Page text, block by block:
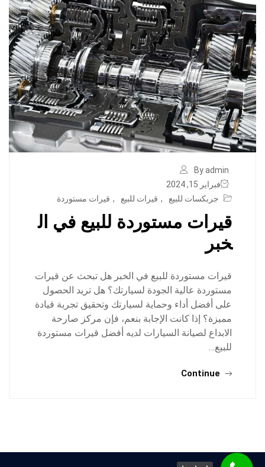
By admin
فبراير 15, 2024
جربكسات للبيع
, قيرات للبيع , قيرات مستوردة
قيرات مستوردة للبيع في ال
خبر
قيرات مستوردة للبيع في الخبر هل تبحث عن قيرات
مستوردة عالية الجودة لسيارتك؟ هل تريد الحصول
على أفضل أداء وحماية لسيارتك وتحقيق تجربة قيادة
مميزة؟ إذا كانت الإجابة بنعم، فإن مركز صارحة
الابداع لصيانة السيارات لديه أفضل قيرات مستوردة
للبيع…
Continue